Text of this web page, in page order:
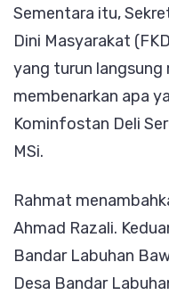
Sementara itu,
Dini Masyarakat
yang turun langsung
membenarkan apa
Kominfostan Deli
MSi.
Rahmat
Ahmad Razali.
Bandar Labuhan
Desa Bandar